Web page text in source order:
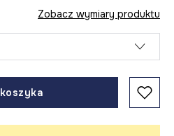
Zobacz wymiary produktu